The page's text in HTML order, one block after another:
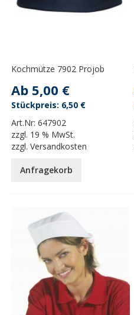
Kochmütze 7902 Projob
Ab 5,00 €
Art.Nr:647902
zzgl. 19 % MwSt.
zzgl.Versandkosten
6,50 €
Anfragekorb